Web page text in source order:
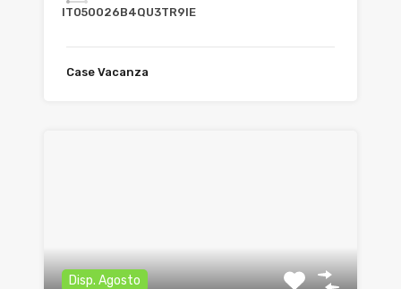
IT050026B4QU3TR9IE
Case Vacanza
Disp. Agosto